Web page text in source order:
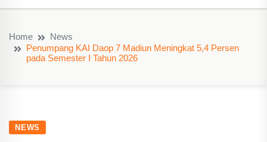
Home
News
Penumpang KAI Daop 7 Madiun Meningkat 5,4 Persen
pada Semester I Tahun 2026
NEWS